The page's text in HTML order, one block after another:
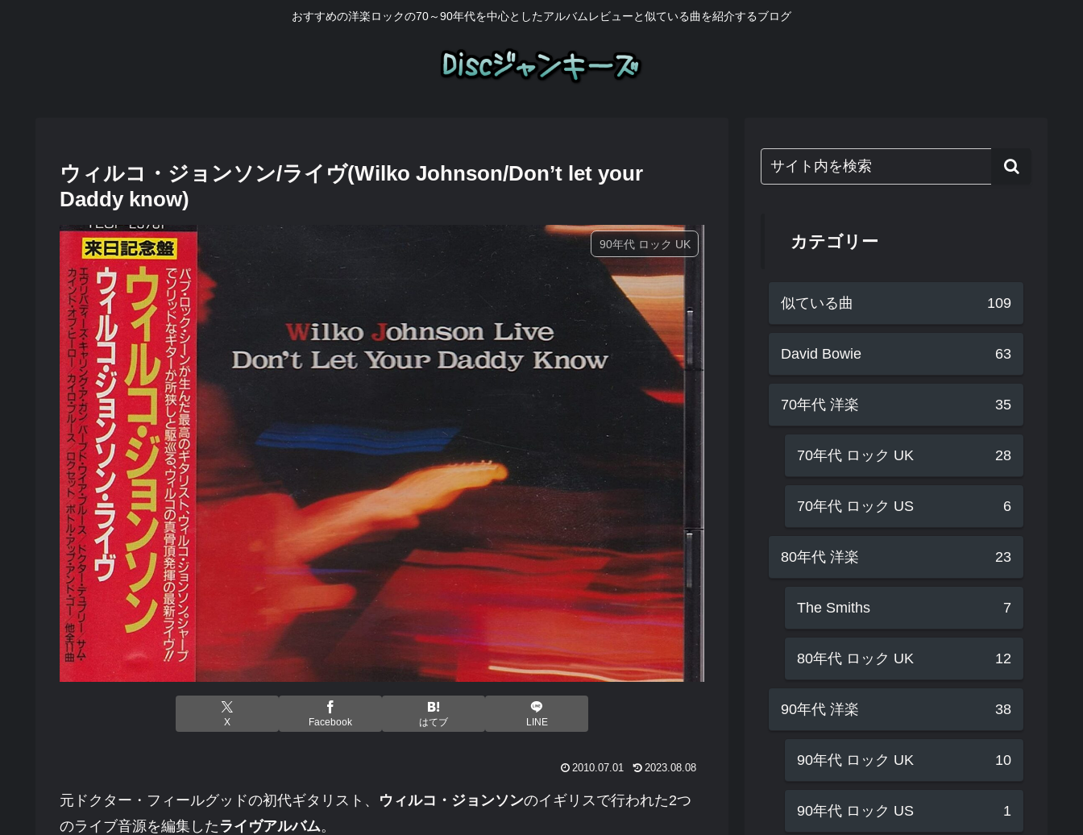
おすすめの洋楽ロックの70～90年代を中心としたアルバムレビューと似ている曲を紹介するブログ
ウィルコ・ジョンソン/ライヴ(Wilko Johnson/Don’t let your
Daddy know)
90年代 ロック UK
X Facebook はてブ LINE
2010.07.01 2023.08.08
元ドクター・フィールグッドの初代ギタリスト、 ウィルコ・ジョンソンのイギリスで行われた2つ
のライブ音源を編集した ライヴアルバム。
カテゴリー
似ている曲 109
David Bowie 63
70年代 洋楽 35
70年代 ロック UK 28
70年代 ロック US 6
80年代 洋楽 23
The Smiths 7
80年代 ロック UK 12
90年代 洋楽 38
90年代 ロック UK 10
90年代 ロック US 1